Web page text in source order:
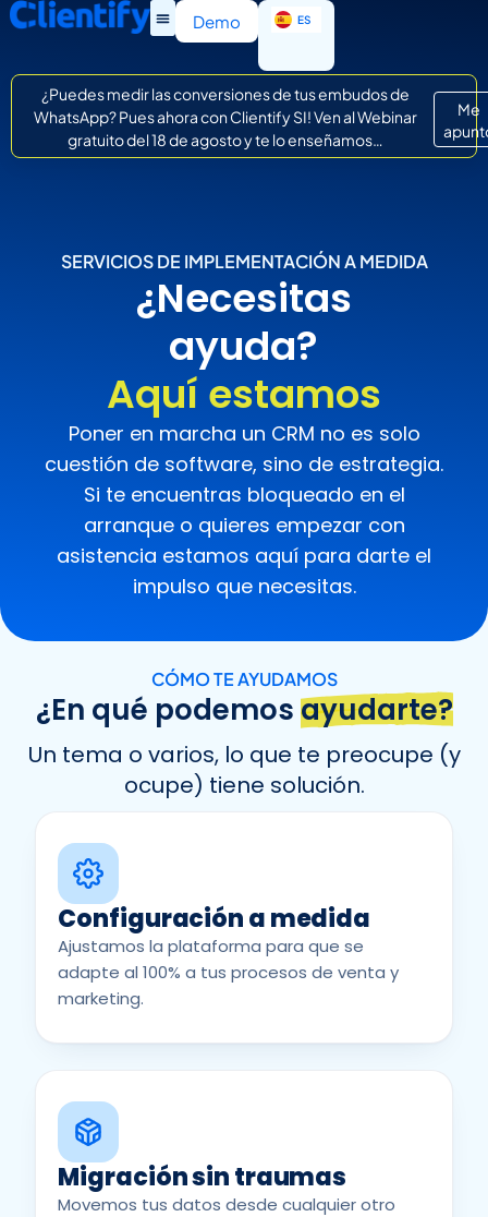
Demo ES
IT
¿Puedes medir las conversiones de tus embudos de
WhatsApp? Pues ahora con Clientify SI! Ven al Webinar
gratuito del 18 de agosto y te lo enseñamos…
Me
SERVICIOS DE IMPLEMENTACIÓN A MEDIDA
¿Necesitas
ayuda?
Aquí estamos
Poner en marcha un CRM no es solo
cuestión de software, sino de estrategia.
Si te encuentras bloqueado en el
arranque o quieres empezar con
asistencia estamos aquí para darte el
impulso que necesitas.
CÓMO TE AYUDAMOS
¿En qué podemosayudarte?
Un tema o varios, lo que te preocupe (y
ocupe) tiene solución.
Configuración a medida
Ajustamos la plataforma para que se
adapte al 100% a tus procesos de venta y
marketing.
Migración sin traumas
Movemos tus datos desde cualquier otro